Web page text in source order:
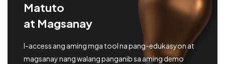
Matuto
at Magsanay
I-access ang aming mga tool na pang-edukasyon at
magsanay nang walang panganib sa aming demo